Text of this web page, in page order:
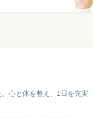
心と体を整え、1日を充実